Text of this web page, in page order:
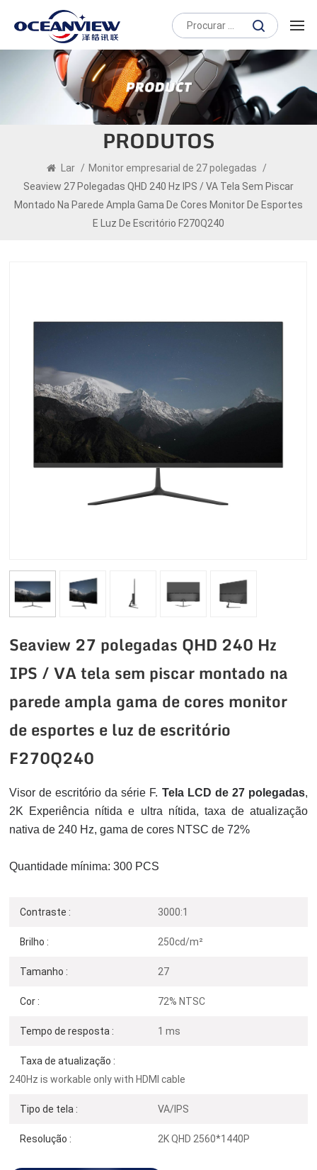
PRODUTOS
Lar / Monitor empresarial de 27 polegadas
/
Seaview 27 Polegadas QHD 240 Hz IPS / VA Tela Sem Piscar
Montado Na Parede Ampla Gama De Cores Monitor De Esportes
E Luz De Escritório F270Q240
Seaview 27 polegadas QHD 240 Hz
IPS / VA tela sem piscar montado na
parede ampla gama de cores monitor
de esportes e luz de escritório
F270Q240
Visor de escritório da série F. Tela LCD de 27 polegadas,
2K Experiência nítida e ultra nítida, taxa de atualização
nativa de 240 Hz, gama de cores NTSC de 72%
Quantidade mínima: 300 PCS
Contraste : 3000:1
Brilho : 250cd/m²
Tamanho : 27
Cor : 72% NTSC
Tempo de resposta : 1 ms
Taxa de atualização :
240Hz is workable only with HDMI cable
Tipo de tela : VA/IPS
Resolução : 2K QHD 2560*1440P